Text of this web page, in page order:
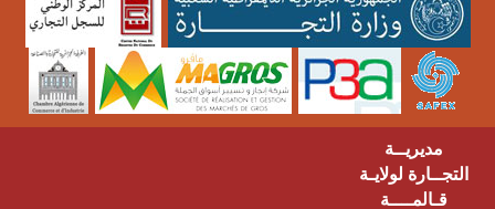
مديريــة
التجــارة لولايـة
قـالمــــة